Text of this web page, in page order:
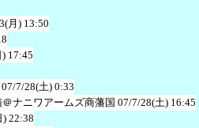
月) 13:50
17:45
07/7/28(土) 0:33
ナニワアームズ商藩国 07/7/28(土) 16:45
22:38